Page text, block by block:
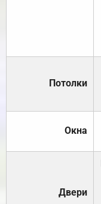
Потолки
Окна
Двери